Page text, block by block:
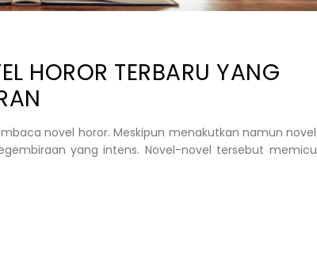
HOROR TERBARU YANG
novel horor. Meskipun menakutkan namun novel
yang intens. Novel-novel tersebut memicu